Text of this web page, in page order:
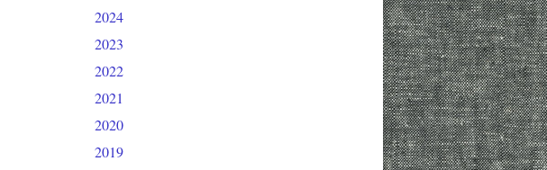
2024
2023
2022
2021
2020
2019